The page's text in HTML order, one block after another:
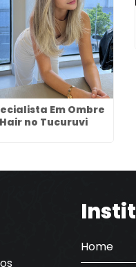
Em Ombre
Hair no Tucuruvi
Home